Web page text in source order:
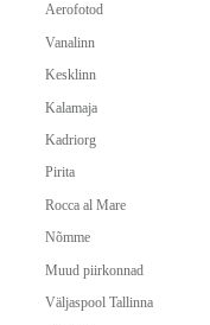
Aerofotod
Vanalinn
Kesklinn
Kalamaja
Kadriorg
Pirita
Rocca al Mare
Nõmme
Muud piirkonnad
Väljaspool Tallinna